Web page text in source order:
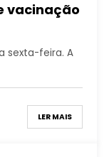
vacinação
sexta-feira. A
LER MAIS